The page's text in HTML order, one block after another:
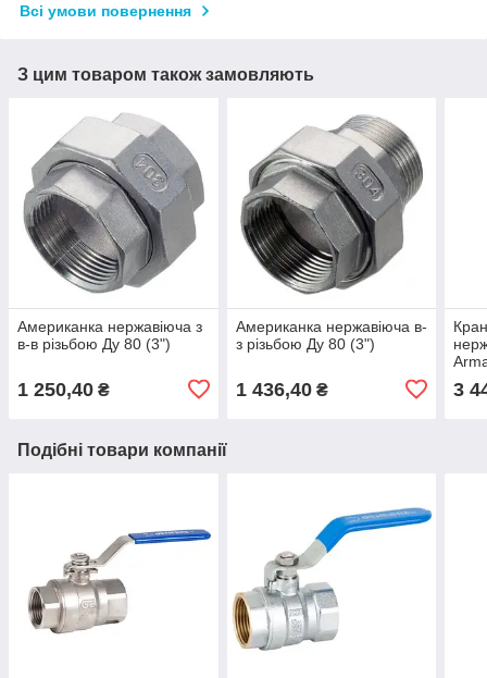
Всі умови повернення
З цим товаром також замовляють
Американка нержавіюча з
в-в різьбою Ду 80 (3")
1 250,40 ₴
Американка нержавіюча в-
з різьбою Ду 80 (3")
1 436,40₴ 3
Подібні товари компанії